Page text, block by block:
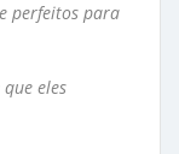
perfeitos para
eles